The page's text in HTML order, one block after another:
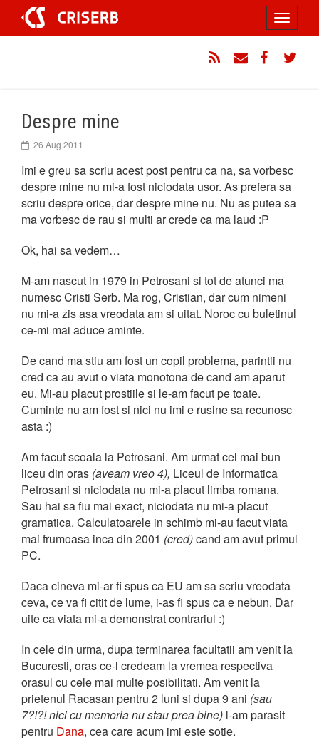
conținut
Toggle
Despre mine
26 Aug 2011
Imi e greu sa scriu acest post pentru ca na, sa vorbesc
despre mine nu mi-a fost niciodata usor. As prefera sa
scriu despre orice, dar despre mine nu. Nu as putea sa
ma vorbesc de rau si multi ar crede ca ma laud :P
Ok, hai sa vedem…
M-am nascut in 1979 in Petrosani si tot de atunci ma
numesc Cristi Serb. Ma rog, Cristian, dar cum nimeni
nu mi-a zis asa vreodata am si uitat. Noroc cu buletinul
ce-mi mai aduce aminte.
De cand ma stiu am fost un copil problema, parintii nu
cred ca au avut o viata monotona de cand am aparut
eu. Mi-au placut prostiile si le-am facut pe toate.
Cuminte nu am fost si nici nu imi e rusine sa recunosc
asta :)
Am facut scoala la Petrosani. Am urmat cel mai bun
liceu din oras (aveam vreo 4), Liceul de Informatica
Petrosani si niciodata nu mi-a placut limba romana.
Sau hai sa fiu mai exact, niciodata nu mi-a placut
gramatica. Calculatoarele in schimb mi-au facut viata
mai frumoasa inca din 2001 (cred)cand am avut primul
PC.
Daca cineva mi-ar fi spus ca EU am sa scriu vreodata
ceva, ce va fi citit de lume, i-as fi spus ca e nebun. Dar
uite ca viata mi-a demonstrat contrariul :)
In cele din urma, dupa terminarea facultatii am venit la
Bucuresti, oras ce-l credeam la vremea respectiva
orasul cu cele mai multe posibilitati. Am venit la
prietenul Racasan pentru 2 luni si dupa 9 ani (sau
7?!?! nici cu memoria nu stau prea bine) l-am parasit
pentru Dana, cea care acum imi este sotie.